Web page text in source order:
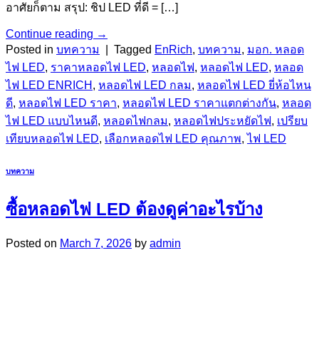
อาศัยก็ตาม สรุป: ชิป LED ที่ดี = […]
Continue reading →
Posted in บทความ Tagged EnRich, บทความ, มอก. หลอด
ไฟ LED, ราคาหลอดไฟ LED, หลอดไฟ, หลอดไฟ LED, หลอด
ไฟ LED ENRICH , หลอดไฟ LED กลม, หลอดไฟ LED ยี่ห้อไหน
ดี, หลอดไฟ LED ราคา, หลอดไฟ LED ราคาแตกต่างกัน, หลอด
ไฟ LED แบบไหนดี, หลอดไฟกลม, หลอดไฟประหยัดไฟ, เปรียบ
เทียบหลอดไฟ LED, เลือกหลอดไฟ LED คุณภาพ,ไฟ LED
บทความ
ซื้อหลอดไฟ LED ต้องดูค่าอะไรบ้าง
Posted on March 7, 2026 by admin